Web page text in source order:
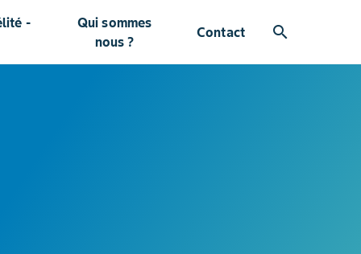
-
Qui sommes
nous ?
Contact search